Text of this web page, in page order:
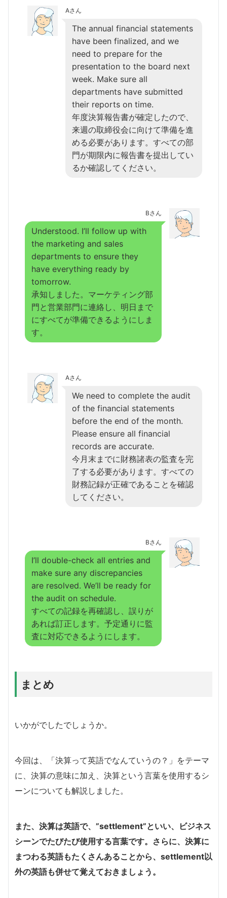
Aさん
The annual financial statements
have been finalized, and we
need to prepare for the
presentation to the board next
week. Make sure all
departments have submitted
their reports on time.
年度決算報告書が確定したので、
来週の取締役会に向けて準備を進
める必要があります。すべての部
門が期限内に報告書を提出してい
るか確認してください。
Bさん
Understood. I’ll follow up with
the marketing and sales
departments to ensure they
have everything ready by
tomorrow.
承知しました。マーケティング部
門と営業部門に連絡し、明日まで
にすべてが準備できるようにしま
す。
Aさん
We need to complete the audit
of the financial statements
before the end of the month.
Please ensure all financial
records are accurate.
今月末までに財務諸表の監査を完
了する必要があります。すべての
財務記録が正確であることを確認
してください。
Bさん
I’ll double-check all entries and
make sure any discrepancies
are resolved. We’ll be ready for
the audit on schedule.
すべての記録を再確認し、誤りが
あれば訂正します。予定通りに監
査に対応できるようにします。
まとめ
いかがでしたでしょうか。
今回は、「決算って英語でなんていうの？」をテーマ
に、決算の意味に加え、決算という言葉を使用するシ
ーンについても解説しました。
また、決算は英語で、”settlement”といい、ビジネス
シーンでたびたび使用する言葉です。さらに、決算に
まつわる英語もたくさんあることから、settlement以
外の英語も併せて覚えておきましょう。